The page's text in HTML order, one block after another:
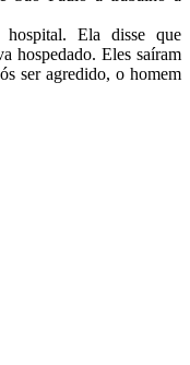
Ela disse que
hospedado. Eles saíram
ser agredido, o homem